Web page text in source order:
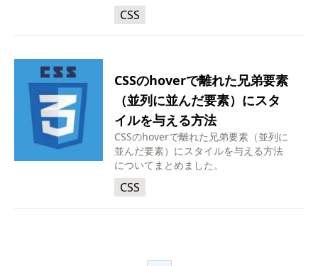
CSS
CSSのhoverで離れた兄弟要素
（並列に並んだ要素）にスタ
イルを与える方法
CSSのhoverで離れた兄弟要素（並列に
並んだ要素）にスタイルを与える方法
についてまとめました。
CSS